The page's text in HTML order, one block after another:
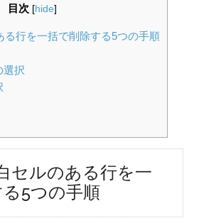
目次 [hide]
る行を一括で削除する5つの手順
選択
セルのある行を一
5つの手順